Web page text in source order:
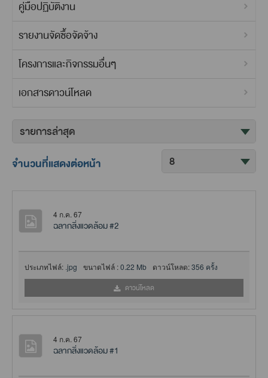
คู่มือปฏิบัติงาน
รายงานจัดซื้อจัดจ้าง
โครงการและกิจกรรมอื่นๆ
เอกสารดาวน์โหลด
จำนวนที่แสดงต่อหน้า
4 ก.ค. 67
ฉลากสิ่งแวดล้อม #2
ประเภทไฟล์: .jpg ขนาดไฟล์ :0.22 Mb ดาวน์โหลด:356 ครั้ง
ดาวน์โหลด
4 ก.ค. 67
ฉลากสิ่งแวดล้อม #1